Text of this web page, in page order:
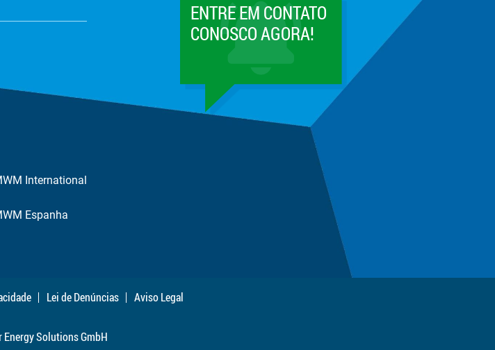
International
Espanha
ENTRE EM CONTATO
CONOSCO AGORA!
Lei de Denúncias Aviso Legal
Solutions GmbH